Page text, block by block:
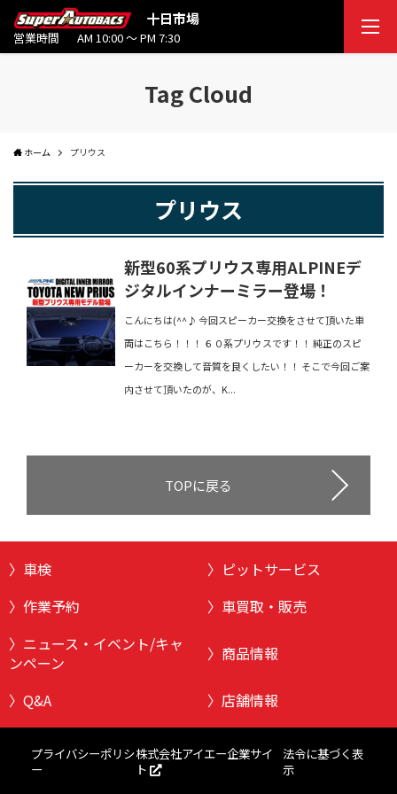
十日市場
営業時間 AM 10:00 ～ PM 7:30
Tag Cloud
ホーム プリウス
プリウス
新型60系プリウス専用ALPINEデ
ジタルインナーミラー登場！
こんにちは(^^♪ 今回スピーカー交換をさせて頂いた車
両はこちら！！！ ６０系プリウスです！！ 純正のスピ
ーカーを交換して音質を良くしたい！！ そこで今回ご案
内させて頂いたのが、K...
TOPに戻る
車検
ピットサービス
作業予約
車買取・販売
ニュース・イベント/キャ
ンペーン
商品情報
Q&A 店舗情報
プライバシーポリシ
ー
株式会社アイエー企業サイ
ト
法令に基づく表
示